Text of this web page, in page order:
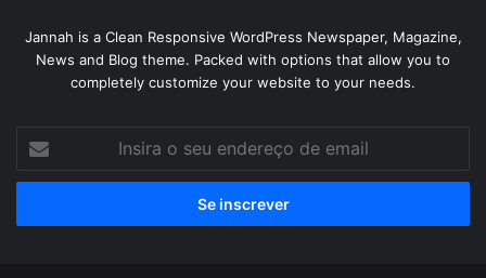
Jannah is a Clean Responsive WordPress Newspaper, Magazine,
News and Blog theme. Packed with options that allow you to
completely customize your website to your needs.
seu
de